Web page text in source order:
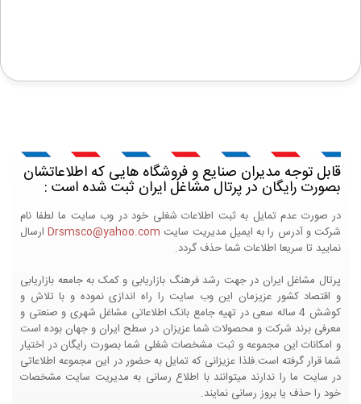
قابل توجه مدیران صنایع و فروشگاه هایی که اطلاعاتشان
بصورت رایگان در پرتال مشاغل ایران ثبت شده است :
در صورت عدم تمایل به ثبت اطلاعات شغلی خود در وب سایت ما لطفا نام
شرکت و آدرس را به ایمیل مدیریت سایت Drsmsco@yahoo.comارسال
نمایید تا سریعا اطلاعات شما حذف گردد.
پرتال مشاغل ایران در جهت رشد فرهنگ بازاریابی و کمک به جامعه بازاریابی
و اقتصاد کشور عزیزمان این وب سایت را راه اندازی نموده و با تلاش و
کوشش 4 ساله سعی در تهیه جامع بانک اطلاعاتی مشاغل شهری و صنعتی و
معرفی برند شرکت و محصولات شما عزیزان در سطح ایران و جهان بوده است
و امکانات این مجموعه و ثبت مشخصات شغلی شما بصورت رایگان در اختیار
شما قرار گرفته است.فلذا عزیزانی که تمایل به حضور در این مجموعه اطلاعاتی
در سایت ما را ندارند میتوانند با اطلاع رسانی به مدیریت سایت مشخصات
خود را حذف یا بروز رسانی نمایند.